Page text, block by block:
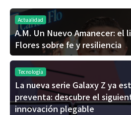
Actualidad
A.M. Un Nuevo Amanecer: el
Flores sobre fe y resiliencia
Tecnología
La nueva serie Galaxy Z ya
preventa: descubre el
innovación plegable